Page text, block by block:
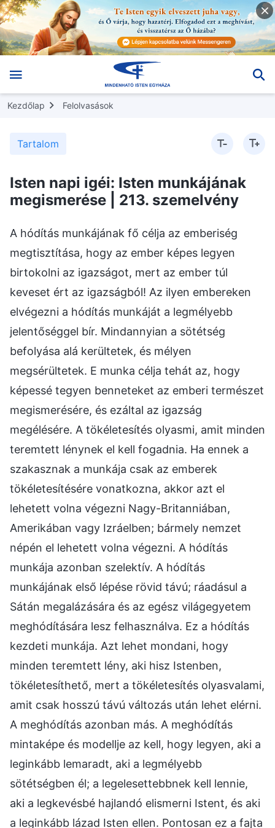
Kezdőlap Felolvasások
Tartalom
Isten napi igéi: Isten munkájának
megismerése | 213. szemelvény
A hódítás munkájának fő célja az emberiség
megtisztítása, hogy az ember képes legyen
birtokolni az igazságot, mert az ember túl
keveset ért az igazságból! Az ilyen embereken
elvégezni a hódítás munkáját a legmélyebb
jelentőséggel bír. Mindannyian a sötétség
befolyása alá kerültetek, és mélyen
megsérültetek. E munka célja tehát az, hogy
képessé tegyen benneteket az emberi természet
megismerésére, és ezáltal az igazság
megélésére. A tökéletesítés olyasmi, amit minden
teremtett lénynek el kell fogadnia. Ha ennek a
szakasznak a munkája csak az emberek
tökéletesítésére vonatkozna, akkor azt el
lehetett volna végezni Nagy-Britanniában,
Amerikában vagy Izráelben; bármely nemzet
népén el lehetett volna végezni. A hódítás
munkája azonban szelektív. A hódítás
munkájának első lépése rövid távú; ráadásul a
Sátán megalázására és az egész világegyetem
meghódítására lesz felhasználva. Ez a hódítás
kezdeti munkája. Azt lehet mondani, hogy
minden teremtett lény, aki hisz Istenben,
tökéletesíthető, mert a tökéletesítés olyasvalami,
amit csak hosszú távú változás után lehet elérni.
A meghódítás azonban más. A meghódítás
mintaképe és modellje az kell, hogy legyen, aki a
leginkább lemaradt, aki a legmélyebb
sötétségben él; a legelesettebbnek kell lennie,
aki a legkevésbé hajlandó elismerni Istent, és aki
a leginkább lázad Isten ellen. Pontosan ez a fajta